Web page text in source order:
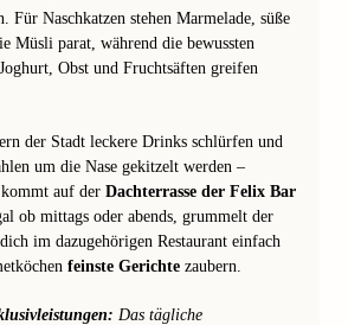
Für Naschkatzen stehen Marmelade, süße
Müsli parat, während die bewussten
Obst und Fruchtsäften greifen
der Stadt leckere Drinks schlürfen und
um die Nase gekitzelt werden –
auf der Dachterrasse der Felix Bar
ob mittags oder abends, grummelt der
im dazugehörigen Restaurant einfach
feinste Gerichte zaubern.
Das tägliche